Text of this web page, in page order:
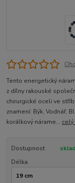
Tento energetický
z dílny rakouské
chirurgické oceli ve
znamení: Býk, Vodnář,
korálkový nárame...
Dostupnost
Délka